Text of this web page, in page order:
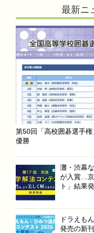
最新ニ
第50回「高校囲碁選手
優勝
灘・渋幕
が入賞…京
ト」結果
ドラえも
発売の新